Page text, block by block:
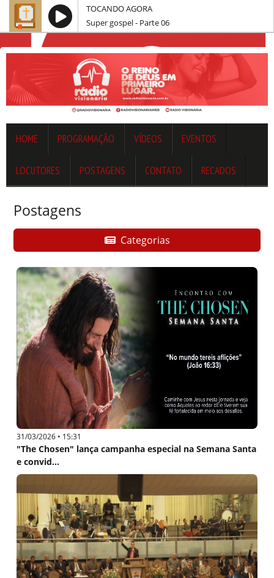
TOCANDO AGORA
Super gospel - Parte 06
HOME PROGRAMAÇÃO VÍDEOS EVENTOS
LOCUTORES POSTAGENS CONTATO RECADOS
Postagens
Categorias
31/03/2026 • 15:31
"The Chosen" lança campanha especial na Semana Santa
e convid...